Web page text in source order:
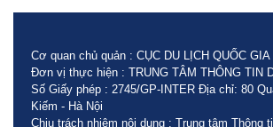
Cơ quan chủ quản : CỤC DU LỊCH QUỐC GIA
Đơn vị thực hiện : TRUNG TÂM THÔNG TIN
Số Giấy phép : 2745/GP-INTER Địa chỉ: 80
Kiếm - Hà Nội
Chịu trách nhiệm nội dung : Trung tâm Thông